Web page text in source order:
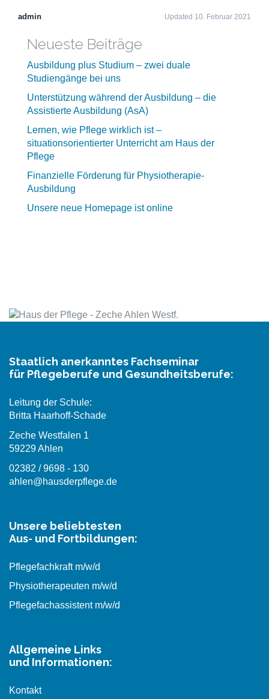
admin Updated 10. Februar 2021
Neueste Beiträge
Ausbildung plus Studium – zwei duale
Studiengänge bei uns
Unterstützung während der Ausbildung – die
Assistierte Ausbildung (AsA)
Lernen, wie Pflege wirklich ist –
situationsorientierter Unterricht am Haus der
Pflege
Finanzielle Förderung für Physiotherapie-
Ausbildung
Unsere neue Homepage ist online
Staatlich anerkanntes Fachseminar
für Pflegeberufe und Gesundheitsberufe:
Leitung der Schule:
Britta Haarhoff-Schade
Zeche Westfalen 1
59229 Ahlen
02382 / 9698 - 130
ahlen@hausderpflege.de
Unsere beliebtesten
Aus- und Fortbildungen:
Pflegefachkraft m/w/d
Physiotherapeuten m/w/d
Pflegefachassistent m/w/d
Allgemeine Links
und Informationen:
Kontakt